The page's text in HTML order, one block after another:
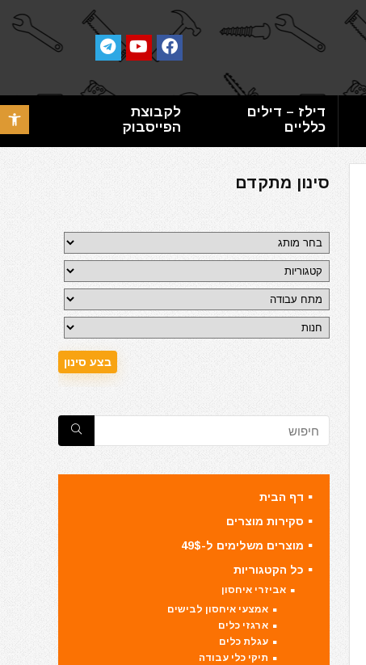
פתח
דילז – דילים
כלליים
לקבוצת
הפייסבוק
סינון מתקדם
דף הבית
סקירות מוצרים
מוצרים משלימים ל-49$
כל הקטגוריות
אביזרי איחסון
אמצעי איחסון לבישים
ארגזי כלים
עגלת כלים
תיקי כלי עבודה